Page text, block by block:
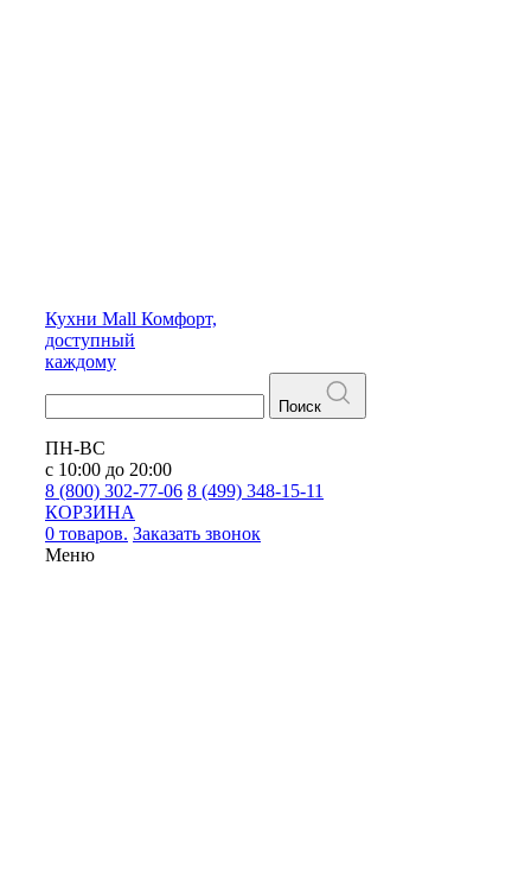
Кухни Mall Комфорт,
доступный
каждому
Поиск
ПН-ВС
с 10:00 до 20:00
8 (800) 302-77-06 8 (499) 348-15-11
КОРЗИНА
0 товаров. Заказать звонок
Меню